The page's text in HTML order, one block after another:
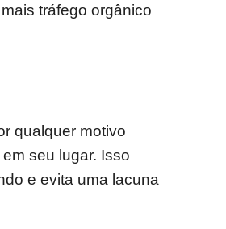
tráfego orgânico
qualquer motivo
seu lugar. Isso
e evita uma lacuna